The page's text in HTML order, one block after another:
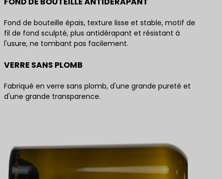
Fond de bouteille épais, texture lisse et stable, motif de
fil de fond sculpté, plus antidérapant et résistant à
l'usure, ne tombant pas facilement.
VERRE SANS PLOMB
Fabriqué en verre sans plomb, d'une grande pureté et
d'une grande transparence.